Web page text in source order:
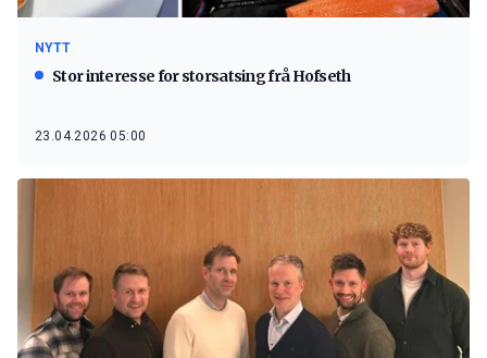
NYTT
Stor interesse for storsatsing frå Hofseth
23.04.2026 05:00